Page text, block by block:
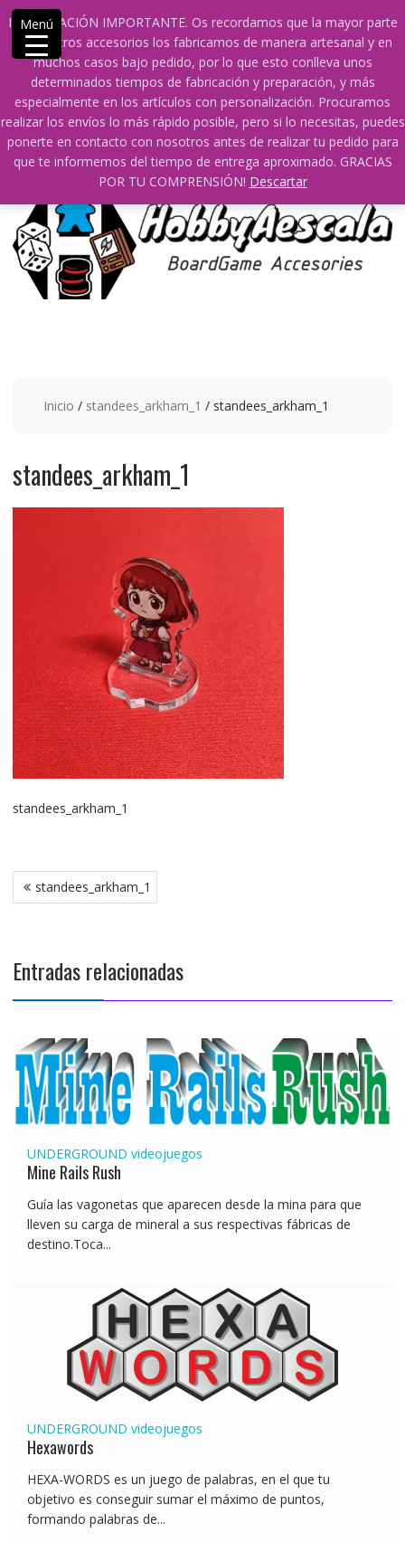
INFORMACIÓN IMPORTANTE. Os recordamos que la mayor parte
de nuestros accesorios los fabricamos de manera artesanal y en
muchos casos bajo pedido, por lo que esto conlleva unos
determinados tiempos de fabricación y preparación, y más
especialmente en los artículos con personalización. Procuramos
realizar los envíos lo más rápido posible, pero si lo necesitas, puedes
ponerte en contacto con nosotros antes de realizar tu pedido para
que te informemos del tiempo de entrega aproximado. GRACIAS
POR TU COMPRENSIÓN! Descartar
Saltar
contenido
609241475 SOLO DE 10:00 a 14:00
info@hobbyaescala.com
San Fernando de Henares
10:00 - 14:00
Mi cuenta
0 0
Inicio / standees_arkham_1 / standees_arkham_1
standees_arkham_1
standees_arkham_1
Navegación
de
standees_arkham_1
Entradas relacionadas
UNDERGROUND videojuegos
Mine Rails Rush
Guía las vagonetas que aparecen desde la mina para que
lleven su carga de mineral a sus respectivas fábricas de
destino.Toca...
UNDERGROUND videojuegos
Hexawords
HEXA-WORDS es un juego de palabras, en el que tu
objetivo es conseguir sumar el máximo de puntos,
formando palabras de...
Menú